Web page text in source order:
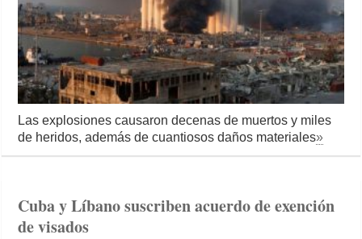
Las explosiones causaron decenas de muertos y miles
de heridos, además de cuantiosos daños materiales»
Cuba y Líbano suscriben acuerdo de exención
de visados